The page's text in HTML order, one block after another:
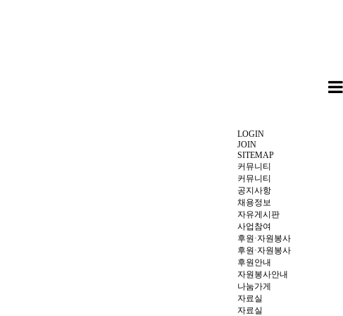
LOGIN
JOIN
SITEMAP
커뮤니티
커뮤니티
공지사항
채용정보
자유게시판
사업참여
후원·자원봉사
후원·자원봉사
후원안내
자원봉사안내
나눔가게
자료실
자료실